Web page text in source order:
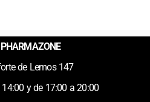
de Lemos 147
y de 17:00 a 20:00